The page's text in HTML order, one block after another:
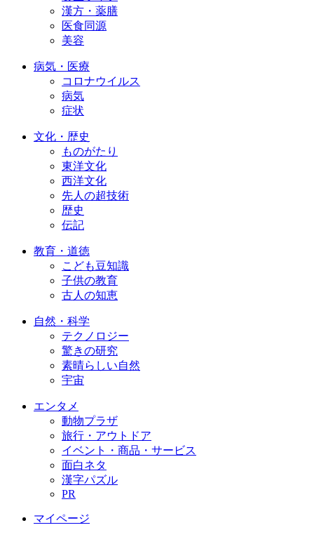
漢方・薬膳
医食同源
美容
病気・医療
コロナウイルス
病気
症状
文化・歴史
ものがたり
東洋文化
西洋文化
先人の超技術
歴史
伝記
教育・道徳
こども豆知識
子供の教育
古人の知恵
自然・科学
テクノロジー
驚きの研究
素晴らしい自然
宇宙
エンタメ
動物プラザ
旅行・アウトドア
イベント・商品・サービス
面白ネタ
漢字パズル
PR
マイページ